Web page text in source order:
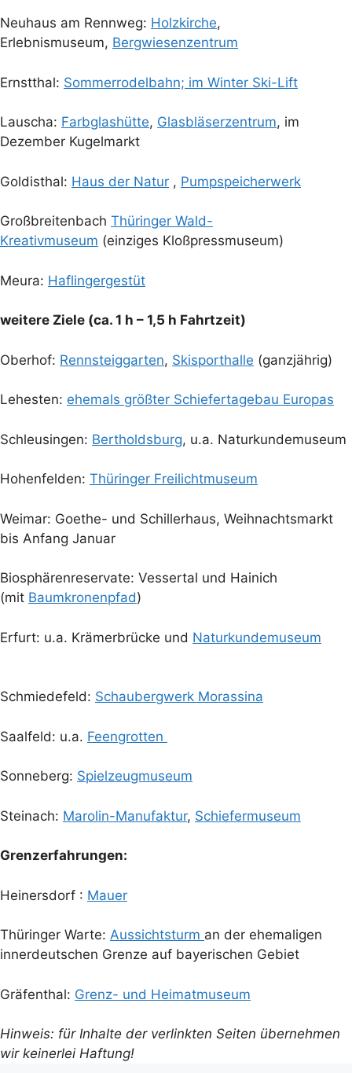
Neuhaus am Rennweg: Holzkirche,
Erlebnismuseum, Bergwiesenzentrum
Ernstthal: Sommerrodelbahn; im Winter Ski-Lift
Lauscha: Farbglashütte, Glasbläserzentrum, im
Dezember Kugelmarkt
Goldisthal: Haus der Natur , Pumpspeicherwerk
Großbreitenbach Thüringer Wald-
Kreativmuseum (einziges Kloßpressmuseum)
Meura: Haflingergestüt
weitere Ziele (ca. 1 h – 1,5 h Fahrtzeit)
Oberhof: Rennsteiggarten, Skisporthalle (ganzjährig)
Lehesten: ehemals größter Schiefertagebau Europas
Schleusingen: Bertholdsburg, u.a. Naturkundemuseum
Hohenfelden: Thüringer Freilichtmuseum
Weimar: Goethe- und Schillerhaus, Weihnachtsmarkt
bis Anfang Januar
Biosphärenreservate: Vessertal und Hainich
(mit Baumkronenpfad)
Erfurt: u.a. Krämerbrücke und Naturkundemuseum
Schmiedefeld: Schaubergwerk Morassina
Saalfeld: u.a. Feengrotten
Sonneberg: Spielzeugmuseum
Steinach: Marolin-Manufaktur, Schiefermuseum
Grenzerfahrungen:
Heinersdorf : Mauer
Thüringer Warte: Aussichtsturm an der ehemaligen
innerdeutschen Grenze auf bayerischen Gebiet
Gräfenthal: Grenz- und Heimatmuseum
Hinweis: für Inhalte der verlinkten Seiten übernehmen
wir keinerlei Haftung!